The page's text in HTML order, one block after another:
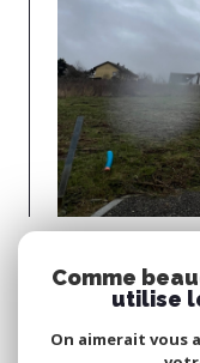
Voir le bien
Comme
utilise
On aimerait vous